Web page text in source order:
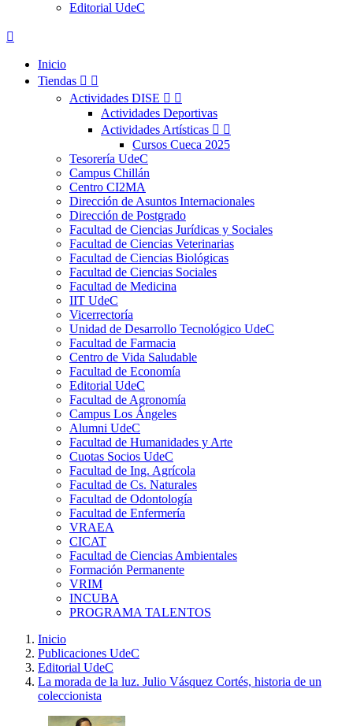
Editorial UdeC

Inicio
Tiendas  
Actividades DISE  
Actividades Deportivas
Actividades Artísticas  
Cursos Cueca 2025
Tesorería UdeC
Campus Chillán
Centro CI2MA
Dirección de Asuntos Internacionales
Dirección de Postgrado
Facultad de Ciencias Jurídicas y Sociales
Facultad de Ciencias Veterinarias
Facultad de Ciencias Biológicas
Facultad de Ciencias Sociales
Facultad de Medicina
IIT UdeC
Vicerrectoría
Unidad de Desarrollo Tecnológico UdeC
Facultad de Farmacia
Centro de Vida Saludable
Facultad de Economía
Editorial UdeC
Facultad de Agronomía
Campus Los Ángeles
Alumni UdeC
Facultad de Humanidades y Arte
Cuotas Socios UdeC
Facultad de Ing. Agrícola
Facultad de Cs. Naturales
Facultad de Odontología
Facultad de Enfermería
VRAEA
CICAT
Facultad de Ciencias Ambientales
Formación Permanente
VRIM
INCUBA
PROGRAMA TALENTOS
Inicio
Publicaciones UdeC
Editorial UdeC
La morada de la luz. Julio Vásquez Cortés, historia de un
coleccionista